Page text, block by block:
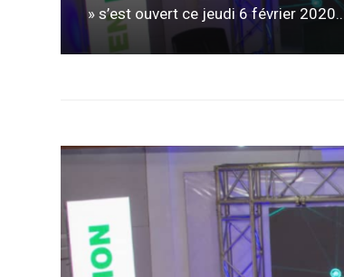
» s’est ouvert ce jeudi 6 février